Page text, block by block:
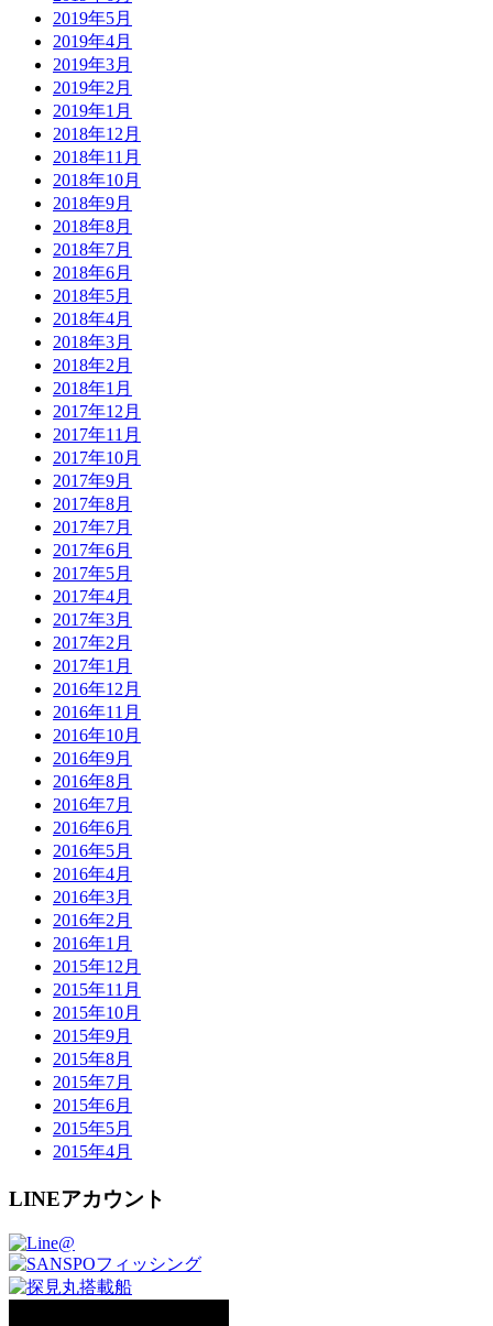
2019年5月
2019年4月
2019年3月
2019年2月
2019年1月
2018年12月
2018年11月
2018年10月
2018年9月
2018年8月
2018年7月
2018年6月
2018年5月
2018年4月
2018年3月
2018年2月
2018年1月
2017年12月
2017年11月
2017年10月
2017年9月
2017年8月
2017年7月
2017年6月
2017年5月
2017年4月
2017年3月
2017年2月
2017年1月
2016年12月
2016年11月
2016年10月
2016年9月
2016年8月
2016年7月
2016年6月
2016年5月
2016年4月
2016年3月
2016年2月
2016年1月
2015年12月
2015年11月
2015年10月
2015年9月
2015年8月
2015年7月
2015年6月
2015年5月
2015年4月
LINEアカウント